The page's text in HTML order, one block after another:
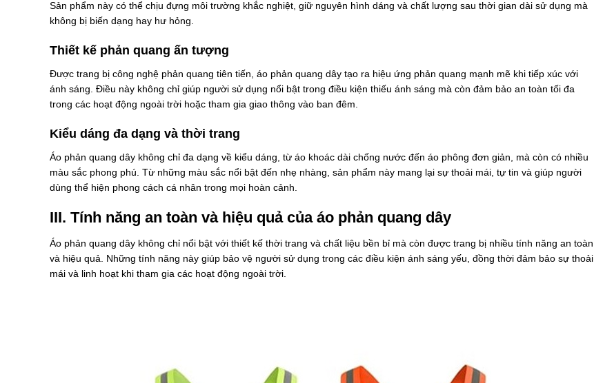
Sản phẩm này có thể chịu đựng môi trường khắc nghiệt, giữ nguyên hình dáng và chất lượng sau thời gian dài sử dụng mà
không bị biến dạng hay hư hỏng.
Thiết kế phản quang ấn tượng
Được trang bị công nghệ phản quang tiên tiến, áo phản quang dây tạo ra hiệu ứng phản quang mạnh mẽ khi tiếp xúc với
ánh sáng. Điều này không chỉ giúp người sử dụng nổi bật trong điều kiện thiếu ánh sáng mà còn đảm bảo an toàn tối đa
trong các hoạt động ngoài trời hoặc tham gia giao thông vào ban đêm.
Kiểu dáng đa dạng và thời trang
Áo phản quang dây không chỉ đa dạng về kiểu dáng, từ áo khoác dài chống nước đến áo phông đơn giản, mà còn có nhiều
màu sắc phong phú. Từ những màu sắc nổi bật đến nhẹ nhàng, sản phẩm này mang lại sự thoải mái, tự tin và giúp người
dùng thể hiện phong cách cá nhân trong mọi hoàn cảnh.
III. Tính năng an toàn và hiệu quả của áo phản quang dây
Áo phản quang dây không chỉ nổi bật với thiết kế thời trang và chất liệu bền bỉ mà còn được trang bị nhiều tính năng an toàn
và hiệu quả. Những tính năng này giúp bảo vệ người sử dụng trong các điều kiện ánh sáng yếu, đồng thời đảm bảo sự thoải
mái và linh hoạt khi tham gia các hoạt động ngoài trời.